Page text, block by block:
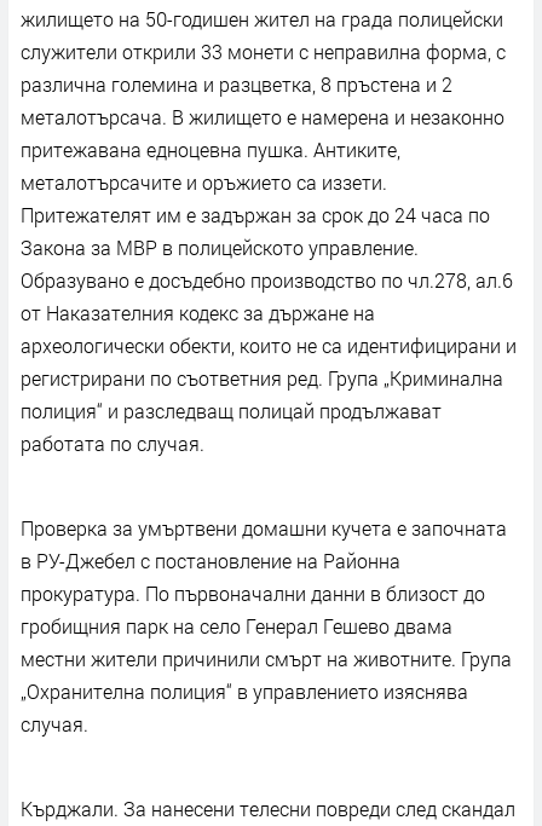
жилището на 50-годишен жител на града полицейски
служители открили 33 монети с неправилна форма, с
различна големина и разцветка, 8 пръстена и 2
металотърсача. В жилището е намерена и незаконно
притежавана едноцевна пушка. Антиките,
металотърсачите и оръжието са иззети.
Притежателят им е задържан за срок до 24 часа по
Закона за МВР в полицейското управление.
Образувано е досъдебно производство по чл.278, ал.6
от Наказателния кодекс за държане на
археологически обекти, които не са идентифицирани и
регистрирани по съответния ред. Група „Криминална
полиция“ и разследващ полицай продължават
работата по случая.
Проверка за умъртвени домашни кучета е започната
в РУ-Джебел с постановление на Районна
прокуратура. По първоначални данни в близост до
гробищния парк на село Генерал Гешево двама
местни жители причинили смърт на животните. Група
„Охранителна полиция“ в управлението изяснява
случая.
Кърджали. За нанесени телесни повреди след скандал